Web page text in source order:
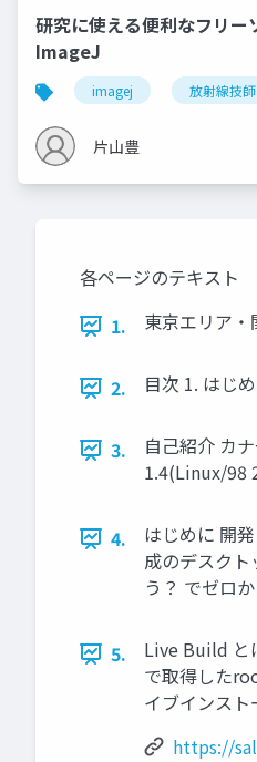
研究に使える便利なフリー
ImageJ
imagej 放射線技師
片山豊
各ページのテキスト
1.
東京エリア
2. 目次 1. はじ
3. 自己紹介 カ
1.4(Linux/98
4.
はじめに 開
成のデスク
う？ でゼロ
5.
Live Build と
で取得した
イブインス
https://